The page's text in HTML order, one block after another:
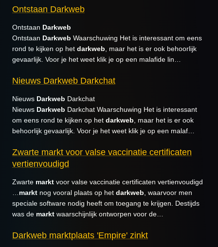
Ontstaan Darkweb
Ontstaan Darkweb
Ontstaan Darkweb Waarschuwing Het is interessant om eens
rond te kijken op het darkweb , maar het is er ook behoorlijk
gevaarlijk. Voor je het weet klik je op een malafide lin…
Nieuws Darkweb Darkchat
Nieuws Darkweb Darkchat
Nieuws Darkweb Darkchat Waarschuwing Het is interessant
om eens rond te kijken op het darkweb , maar het is er ook
behoorlijk gevaarlijk. Voor je het weet klik je op een malaf…
Zwarte markt voor valse vaccinatie certificaten
vertienvoudigd
Zwarte markt voor valse vaccinatie certificaten vertienvoudigd
markt nog vooral plaats op het darkweb , waarvoor men
speciale software nodig heeft om toegang te krijgen. Destijds
was de markt waarschijnlijk ontworpen voor de…
Darkweb marktplaats 'Empire' zinkt